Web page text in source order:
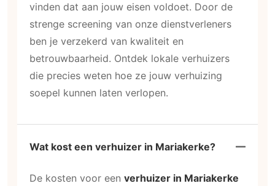
vinden dat aan jouw eisen voldoet. Door de
strenge screening van onze dienstverleners
ben je verzekerd van kwaliteit en
betrouwbaarheid. Ontdek lokale verhuizers
die precies weten hoe ze jouw verhuizing
soepel kunnen laten verlopen.
Wat kost een verhuizer in Mariakerke?
De kosten voor een verhuizer in Mariakerke